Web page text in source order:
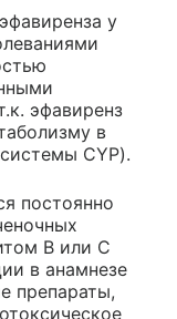
у
эфавиренз
в
CYP).
постоянно
В или С
в анамнезе
препараты,